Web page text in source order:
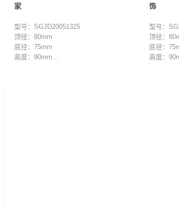
家
型号：SGJD20051325
顶径：80mm
底径：75mm
高度：90mm
饰
型号：
顶径：
底径：
高度：